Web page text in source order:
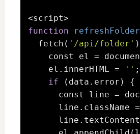
function
refreshFolder
  fetch(
'/api/folder'
const el =
    el.innerHTML =
'' ;
if (data.error) {
const line =
      line.className =